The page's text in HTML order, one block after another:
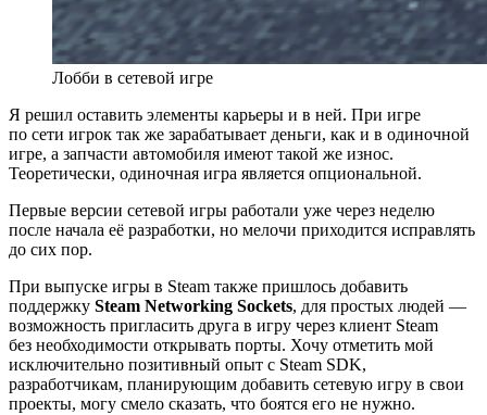
Лобби в сетевой игре
Я решил оставить элементы карьеры и в ней. При игре
по сети игрок так же зарабатывает деньги, как и в одиночной
игре, а запчасти автомобиля имеют такой же износ.
Теоретически, одиночная игра является опциональной.
Первые версии сетевой игры работали уже через неделю
после начала её разработки, но мелочи приходится исправлять
до сих пор.
При выпуске игры в Steam также пришлось добавить
поддержку Steam Networking Sockets, для простых людей —
возможность пригласить друга в игру через клиент Steam
без необходимости открывать порты. Хочу отметить мой
исключительно позитивный опыт с Steam SDK,
разработчикам, планирующим добавить сетевую игру в свои
проекты, могу смело сказать, что боятся его не нужно.